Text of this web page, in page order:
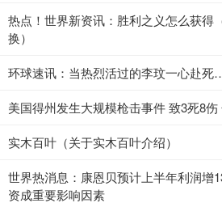
热点！世界新资讯：胜利之义怎么获得
换）
环球速讯：当热烈活过的李玟一心赴死
美国得州发生大规模枪击事件 致3死8伤
实木百叶（关于实木百叶介绍）
世界热消息：康恩贝预计上半年利润增
资成重要影响因素